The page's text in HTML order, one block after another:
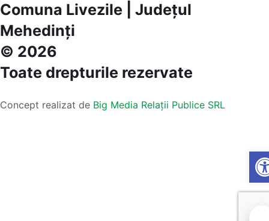
Comuna Livezile | Județul
Mehedinți
© 2026
Toate drepturile rezervate
Concept realizat de Big Media Relații Publice SRL